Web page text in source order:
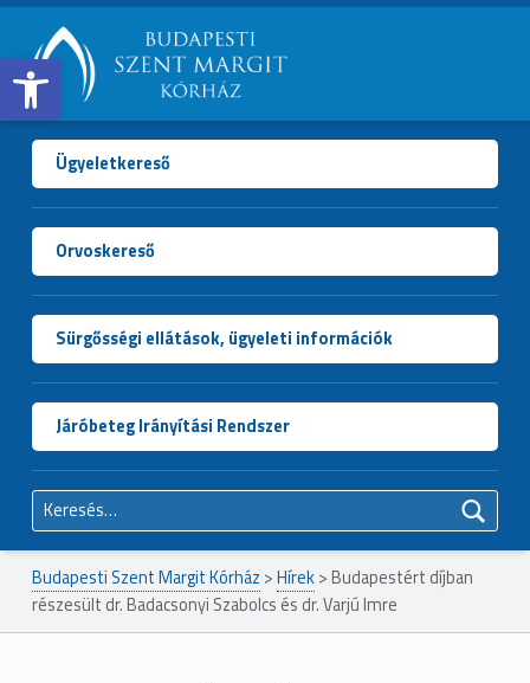
Open toolbar
BUDAPESTI
SZENT
MARGIT
KÓRHÁZ
Ügyeletkereső
Orvoskereső
Sürgősségi ellátások, ügyeleti információk
Járóbeteg Irányítási Rendszer
Keresés:
Budapesti Szent Margit Kórház >Hírek> Budapestért díjban
részesült dr. Badacsonyi Szabolcs és dr. Varjú Imre